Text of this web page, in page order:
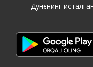
Дунёнинг